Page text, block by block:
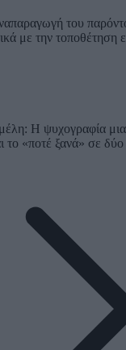
του
με την
Η ψυχογραφία
το «ποτέ ξανά» σε